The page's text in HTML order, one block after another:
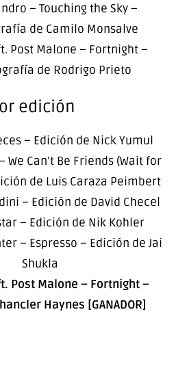
– Touching the Sky –
de Camilo Monsalve
Post Malone – Fortnight –
de Rodrigo Prieto
edición
– Edición de Nick Yumul
We Can’t Be Friends (Wait for
de Luis Caraza Peimbert
– Edición de David Checel
– Edición de Nik Kohler
– Espresso – Edición de Jai
Shukla
Post Malone – Fortnight –
Haynes [GANADOR]